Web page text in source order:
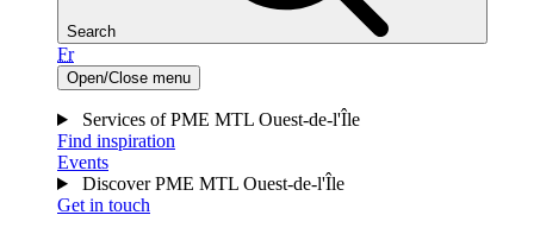
Search
Fr
Open/Close menu
Services of PME MTL Ouest-de-l'Île
Find inspiration
Events
Discover PME MTL Ouest-de-l'Île
Get in touch